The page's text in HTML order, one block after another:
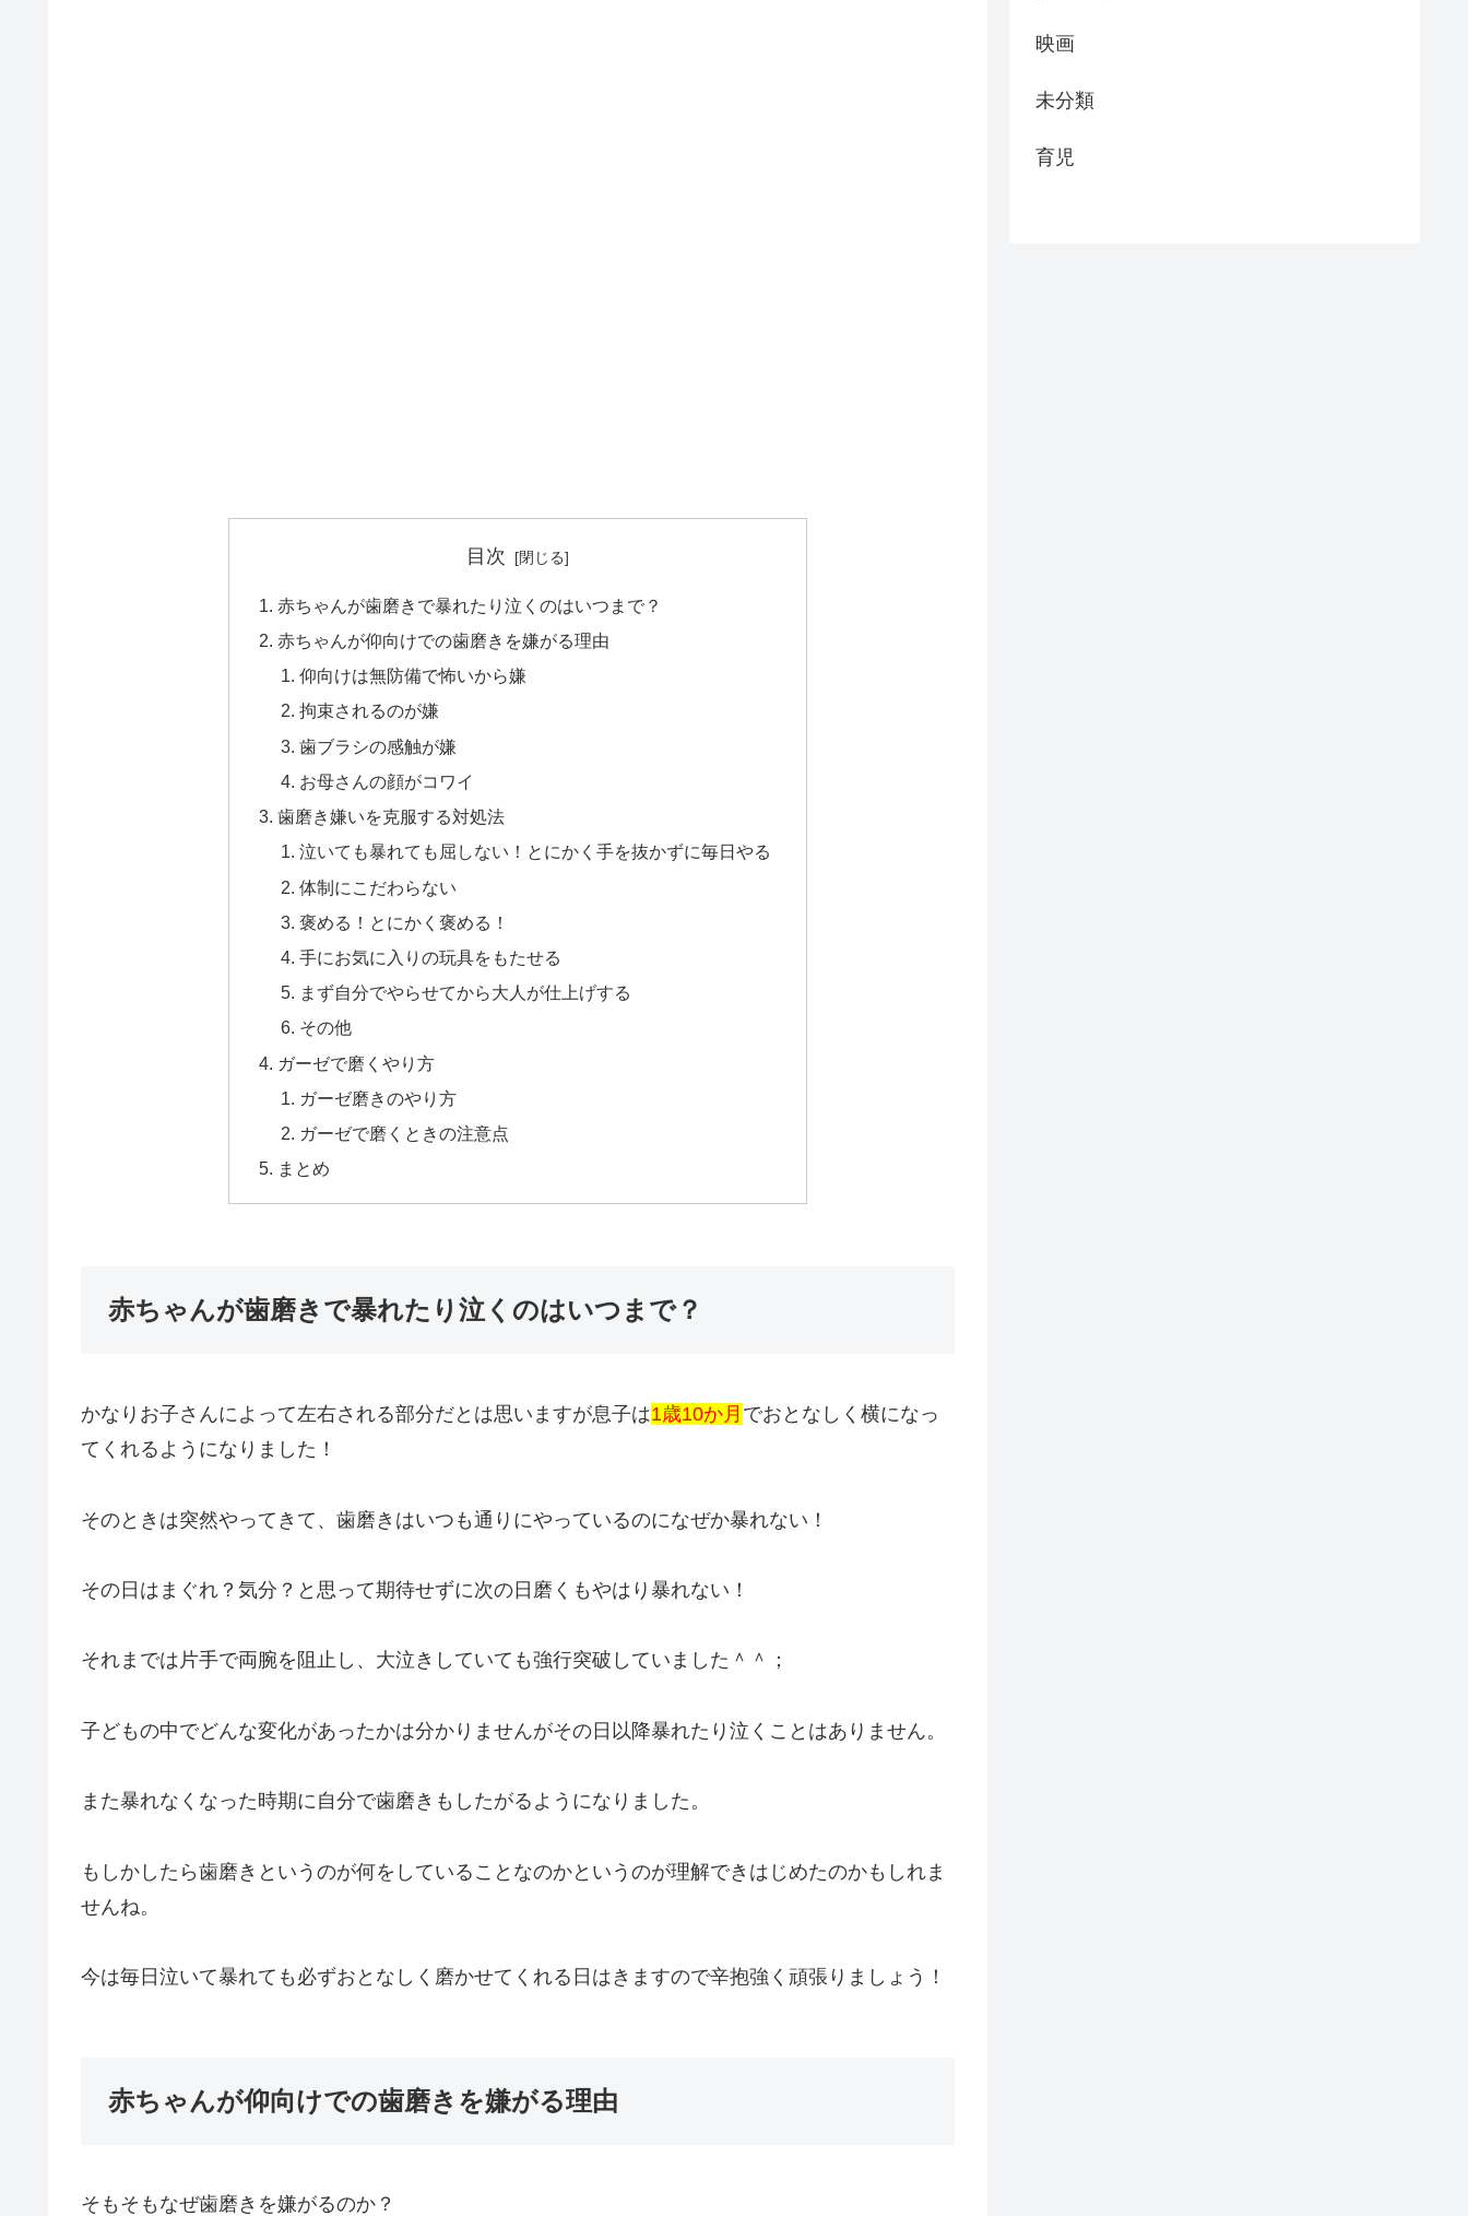
目次
赤ちゃんが歯磨きで暴れたり泣くのはいつまで？
赤ちゃんが仰向けでの歯磨きを嫌がる理由
仰向けは無防備で怖いから嫌
拘束されるのが嫌
歯ブラシの感触が嫌
お母さんの顔がコワイ
歯磨き嫌いを克服する対処法
泣いても暴れても屈しない！とにかく手を抜かずに毎日やる
体制にこだわらない
褒める！とにかく褒める！
手にお気に入りの玩具をもたせる
まず自分でやらせてから大人が仕上げする
その他
ガーゼで磨くやり方
ガーゼ磨きのやり方
ガーゼで磨くときの注意点
まとめ
赤ちゃんが歯磨きで暴れたり泣くのはいつまで？
かなりお子さんによって左右される部分だとは思いますが息子は1歳10か月 でおとなしく横になっ
てくれるようになりました！
そのときは突然やってきて、歯磨きはいつも通りにやっているのになぜか暴れない！
その日はまぐれ？気分？と思って期待せずに次の日磨くもやはり暴れない！
それまでは片手で両腕を阻止し、大泣きしていても強行突破していました＾＾；
子どもの中でどんな変化があったかは分かりませんがその日以降暴れたり泣くことはありません。
また暴れなくなった時期に自分で歯磨きもしたがるようになりました。
もしかしたら歯磨きというのが何をしていることなのかというのが理解できはじめたのかもしれま
せんね。
今は毎日泣いて暴れても必ずおとなしく磨かせてくれる日はきますので辛抱強く頑張りましょう！
赤ちゃんが仰向けでの歯磨きを嫌がる理由
そもそもなぜ歯磨きを嫌がるのか？
映画
未分類
育児